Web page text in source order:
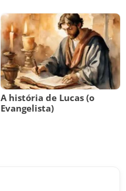
A história de Lucas (o
Evangelista)